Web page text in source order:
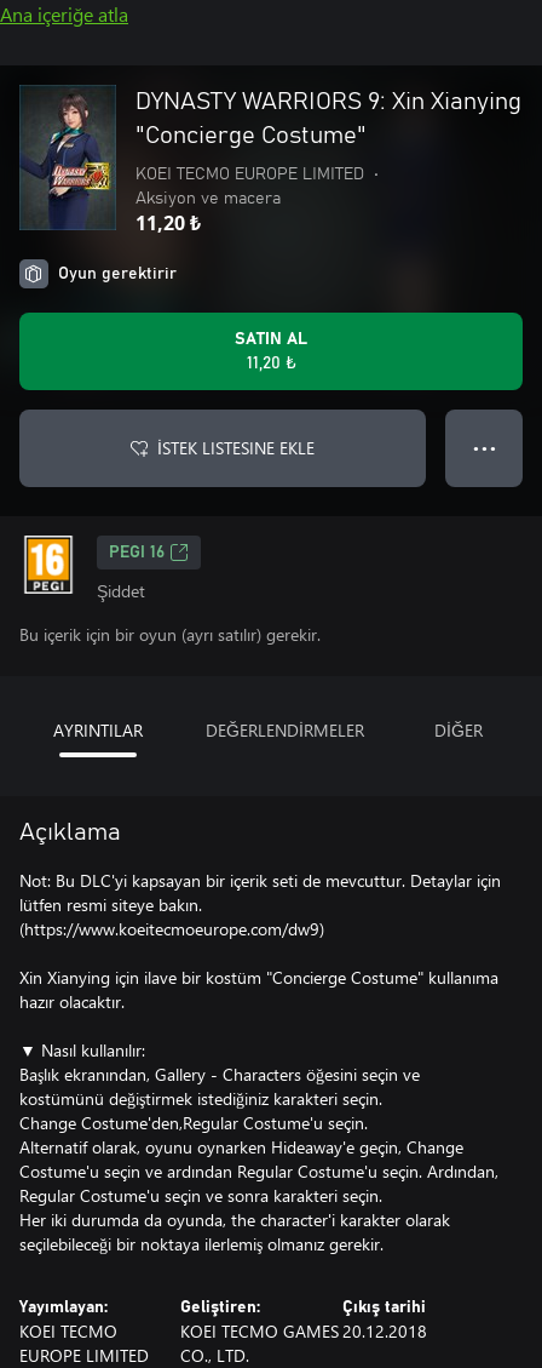
Ana içeriğe atla
DYNASTY WARRIORS 9: Xin Xianying
"Concierge Costume"
KOEI TECMO EUROPE LIMITED
•
Aksiyon ve macera
11,20 ₺
Oyun gerektirir
SATIN AL
11,20 ₺
İSTEK LISTESINE EKLE ● ● ●
PEGI 16
Şiddet
Bu içerik için bir oyun (ayrı satılır) gerekir.
AYRINTILAR DEĞERLENDİRMELER DİĞER
Açıklama
Not: Bu DLC'yi kapsayan bir içerik seti de mevcuttur. Detaylar için
lütfen resmi siteye bakın.
(https://www.koeitecmoeurope.com/dw9)
Xin Xianying için ilave bir kostüm "Concierge Costume" kullanıma
hazır olacaktır.
▼ Nasıl kullanılır:
Başlık ekranından, Gallery - Characters öğesini seçin ve
kostümünü değiştirmek istediğiniz karakteri seçin.
Change Costume'den,Regular Costume'u seçin.
Alternatif olarak, oyunu oynarken Hideaway'e geçin, Change
Costume'u seçin ve ardından Regular Costume'u seçin. Ardından,
Regular Costume'u seçin ve sonra karakteri seçin.
Her iki durumda da oyunda, the character'i karakter olarak
seçilebileceği bir noktaya ilerlemiş olmanız gerekir.
Yayımlayan:
KOEI TECMO
EUROPE LIMITED
Geliştiren:
KOEI TECMO GAMES
CO., LTD.
Çıkış tarihi
20.12.2018